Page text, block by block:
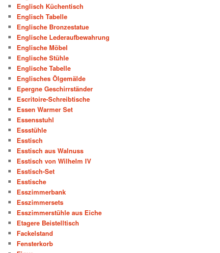
Englisch Küchentisch
Englisch Tabelle
Englische Bronzestatue
Englische Lederaufbewahrung
Englische Möbel
Englische Stühle
Englische Tabelle
Englisches Ölgemälde
Epergne Geschirrständer
Escritoire-Schreibtische
Essen Warmer Set
Essensstuhl
Essstühle
Esstisch
Esstisch aus Walnuss
Esstisch von Wilhelm IV
Esstisch-Set
Esstische
Esszimmerbank
Esszimmersets
Esszimmerstühle aus Eiche
Etagere Beistelltisch
Fackelstand
Fensterkorb